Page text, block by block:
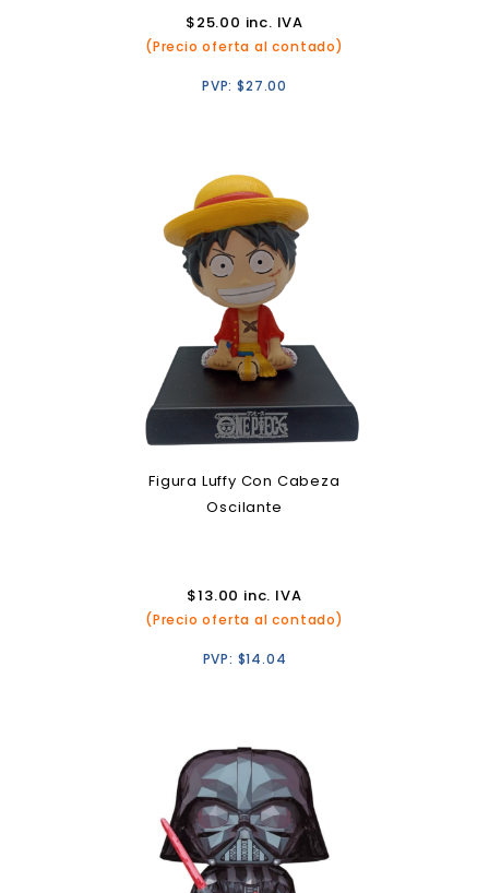
$25.00 inc. IVA
(Precio oferta al contado)
PVP:$27.00
Figura Luffy Con Cabeza
Oscilante
$13.00 inc. IVA
(Precio oferta al contado)
PVP: $14.04